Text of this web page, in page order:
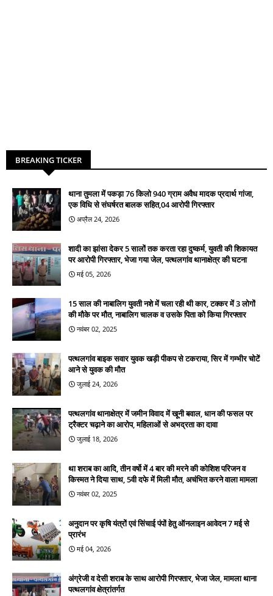
BREAKING TICKER
थाना तुमला में पकड़ा 76 किलो 940 ग्राम अवैध मादक प्रदार्थ गांजा,
एक विधि से संघर्षरत बालक सहित,04 आरोपी गिरफ्तार
अप्रैल 24, 2026
शादी का झांसा देकर 5 सालों तक करता रहा दुष्कर्म, युवती की शिकायत
पर आरोपी गिरफ्तार, भेजा गया जेल, पत्थलगांव थानाक्षेत्र की घटना
मई 05, 2026
15 साल की नाबालिग युवती नशे में चला रही थी कार, टक्कर में 3 लोगों
की मौके पर मौत, नाबालिग चालक व उसके पिता को किया गिरफ्तार
नवंबर 02, 2025
पत्थलगांव बाइक सवार युवक खड़ी पीकप से टकराया, सिर में गम्भीर चोटें
आने से युवक की मौत
जुलाई 24, 2026
पत्थलगांव थानाक्षेत्र में जमीन विवाद में खूनी बवाल, धान की फसल पर
ट्रैक्टर चढ़ाने का आरोप, महिलाओं से अभद्रता का दावा
जुलाई 18, 2026
था शराब का आदि, तीन वर्षो में 4 बार की मरने की कोशिश परिजन व
किस्मत ने दिया साथ, 5वी दफे में मिली मौत, अचंभित करने वाला मामला
नवंबर 02, 2025
अनुदान पर कृषि यंत्रों एवं सिंचाई पंपों हेतु ऑनलाइन आवेदन 7 मई से
प्रारंभ
मई 04, 2026
अंग्रेजी व देसी शराब के साथ आरोपी गिरफ्तार, भेजा जेल, मामला थाना
पत्थलगांव क्षेत्रांतर्गत